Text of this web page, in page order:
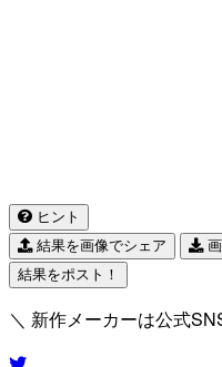
ヒント
結果を画像でシェア
画
結果をポスト！
＼ 新作メーカーは公式